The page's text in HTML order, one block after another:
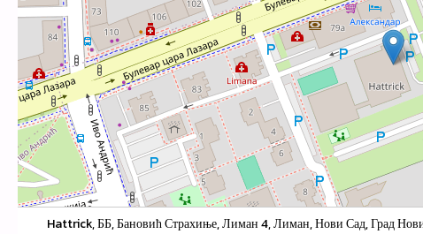
Hattrick, ББ, Бановић Страхиње, Лиман 4, Лиман, Нови Сад, Град